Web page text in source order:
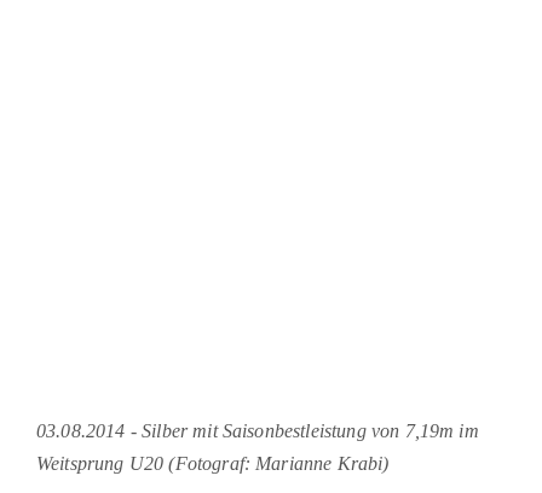
03.08.2014 - Silber mit Saisonbestleistung von 7,19m im
Weitsprung U20 (Fotograf: Marianne Krabi)